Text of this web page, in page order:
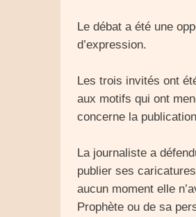
Le débat a été une
d’expression.
Les trois invités ont
aux motifs qui ont
concerne la
La journaliste a
publier ses
aucun moment elle
Prophète ou de sa